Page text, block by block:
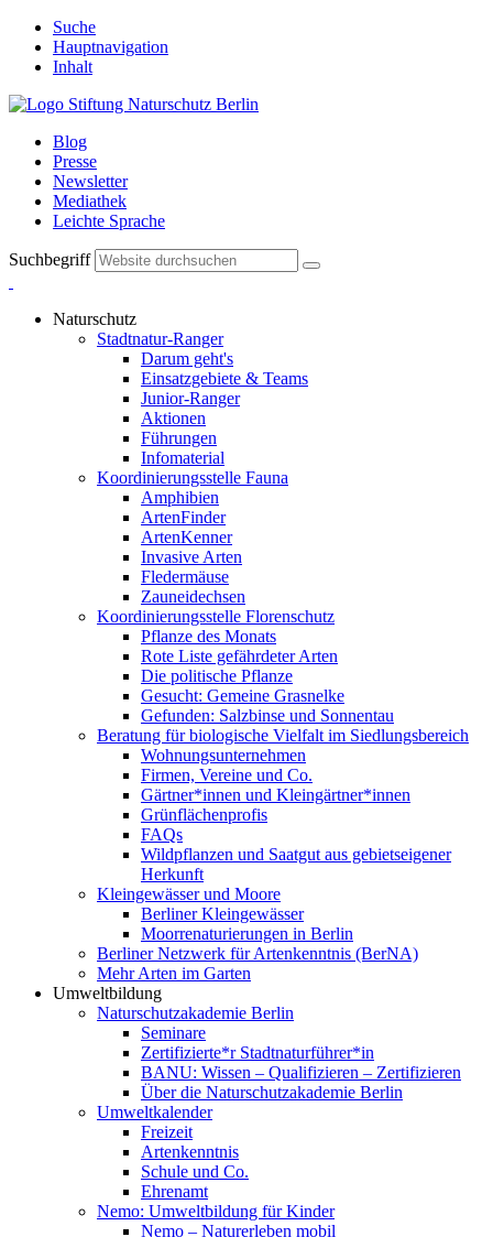
Suche
Hauptnavigation
Inhalt
Blog
Presse
Newsletter
Mediathek
Leichte Sprache
Suchbegriff
Naturschutz
Stadtnatur-Ranger
Darum geht's
Einsatzgebiete & Teams
Junior-Ranger
Aktionen
Führungen
Infomaterial
Koordinierungsstelle Fauna
Amphibien
ArtenFinder
ArtenKenner
Invasive Arten
Fledermäuse
Zauneidechsen
Koordinierungsstelle Florenschutz
Pflanze des Monats
Rote Liste gefährdeter Arten
Die politische Pflanze
Gesucht: Gemeine Grasnelke
Gefunden: Salzbinse und Sonnentau
Beratung für biologische Vielfalt im Siedlungsbereich
Wohnungsunternehmen
Firmen, Vereine und Co.
Gärtner*innen und Kleingärtner*innen
Grünflächenprofis
FAQs
Wildpflanzen und Saatgut aus gebietseigener
Herkunft
Kleingewässer und Moore
Berliner Kleingewässer
Moorrenaturierungen in Berlin
Berliner Netzwerk für Artenkenntnis (BerNA)
Mehr Arten im Garten
Umweltbildung
Naturschutzakademie Berlin
Seminare
Zertifizierte*r Stadtnaturführer*in
BANU: Wissen – Qualifizieren – Zertifizieren
Über die Naturschutzakademie Berlin
Umweltkalender
Freizeit
Artenkenntnis
Schule und Co.
Ehrenamt
Nemo: Umweltbildung für Kinder
Nemo – Naturerleben mobil